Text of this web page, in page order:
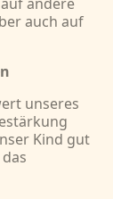
auch auf
unseres
Kind gut